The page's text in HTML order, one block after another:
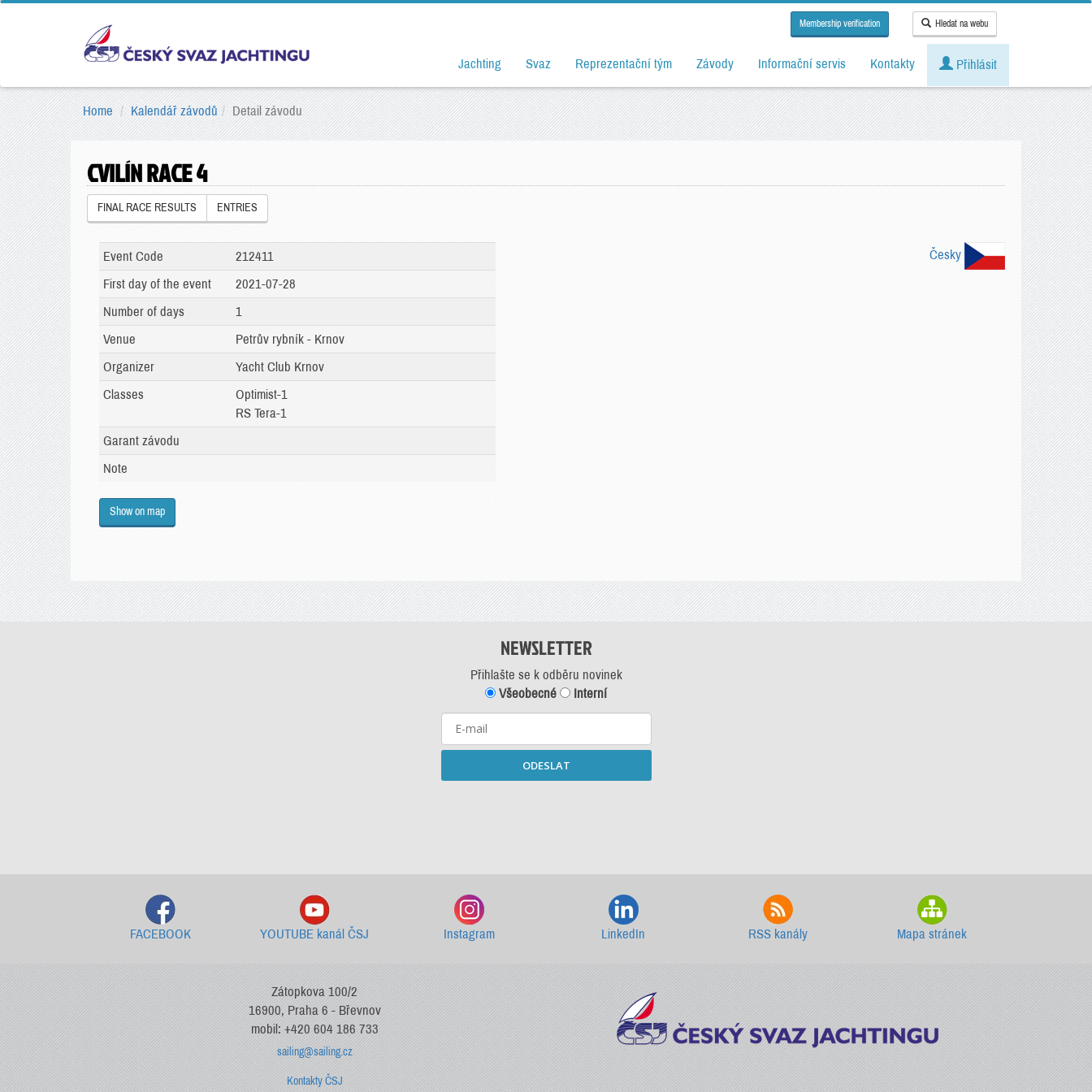
Membership verification Hledat na webu
Jachting Svaz Reprezentační tým Závody Informační servis Kontakty Přihlásit
Home Kalendář závodů Detail závodu
CVILÍN RACE 4
FINAL RACE RESULTS ENTRIES
Česky
Event Code
212411
First day of the event
2021-07-28
Number of days
1
Venue
Petrův rybník - Krnov
Organizer
Yacht Club Krnov
Classes
Optimist-1
RS Tera-1
Garant závodu
Note
Show on map
NEWSLETTER
Přihlašte se k odběru novinek
Všeobecné
Interní
ODESLAT
FACEBOOK YOUTUBE kanál ČSJ Instagram LinkedIn RSS kanály Mapa stránek
Zátopkova 100/2
16900, Praha 6 - Břevnov
mobil: +420 604 186 733
sailing@sailing.cz
Kontakty ČSJ